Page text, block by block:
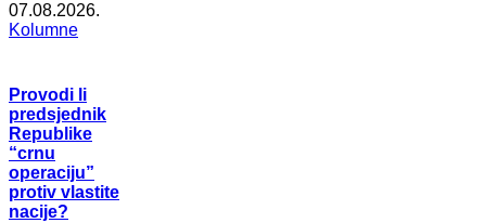
07.08.2026.
Kolumne
Provodi li
predsjednik
Republike
“crnu
operaciju”
protiv vlastite
nacije?